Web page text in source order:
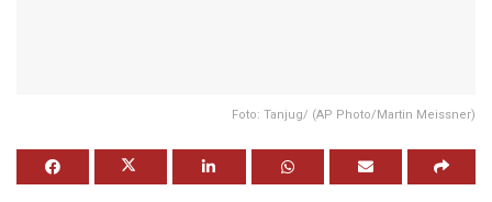
Foto: Tanjug/ (AP Photo/Martin Meissner)